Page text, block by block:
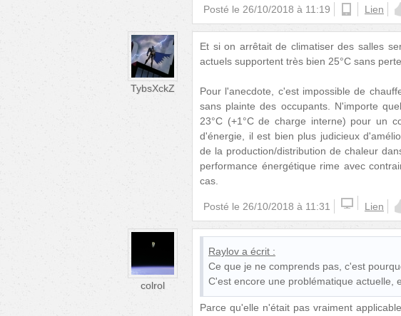
Posté le 26/10/2018 à 11:19 Lien
TybsXckZ
Et si on arrêtait de climatiser des salles
actuels supportent très bien 25°C sans
Pour l'anecdote, c'est impossible de
sans plainte des occupants. N'importe
23°C (+1°C de charge interne) pour un
d'énergie, il est bien plus judicieux
de la production/distribution de chaleur
performance énergétique rime avec
cas.
Posté le 26/10/2018 à 11:31 Lien
colrol
Raylov a écrit :
Ce que je ne comprends pas, c'est
C'est encore une problématique actuelle,
Parce qu'elle n'était pas vraiment